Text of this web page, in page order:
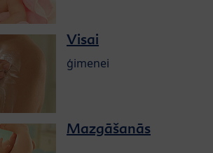
Visai
ģimenei
Mazgāšanās